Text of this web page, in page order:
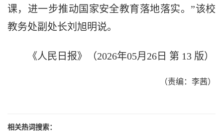
课，进一步推动国家安全教育落地落实。”该校
教务处副处长刘旭明说。
《人民日报》（2026年05月26日 第 13 版）
（责编：李茜）
相关热词搜索：